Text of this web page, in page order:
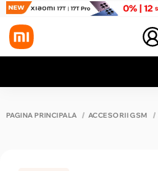
PAGINA PRINCIPALĂ ACCESORII GSM